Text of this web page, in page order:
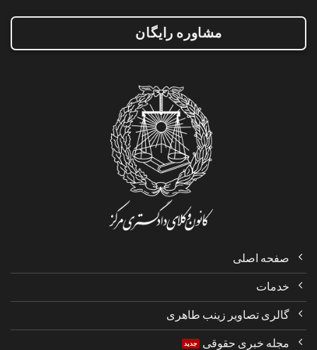
مشاوره رایگان
صفحه اصلی
خدمات
گالری تصاویر زینب طاهری
مجله خبری حقوقی